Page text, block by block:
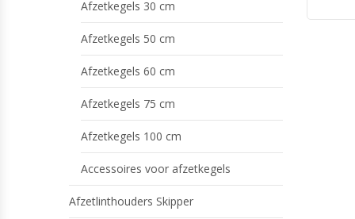
Afzetkegels 30 cm
Afzetkegels 50 cm
Afzetkegels 60 cm
Afzetkegels 75 cm
Afzetkegels 100 cm
Accessoires voor afzetkegels
Afzetlinthouders Skipper